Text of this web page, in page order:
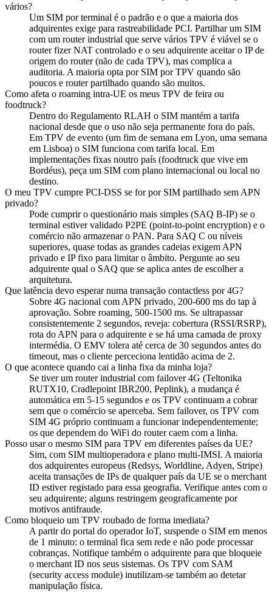
vários?
Um SIM por terminal é o padrão e o que a maioria dos
adquirentes exige para rastreabilidade PCI. Partilhar um SIM
com um router industrial que serve vários TPV é viável se o
router fizer NAT controlado e o seu adquirente aceitar o IP de
origem do router (não de cada TPV), mas complica a
auditoria. A maioria opta por SIM por TPV quando são
poucos e router partilhado quando são muitos.
Como afeta o roaming intra-UE os meus TPV de feira ou
foodtruck?
Dentro do Regulamento RLAH o SIM mantém a tarifa
nacional desde que o uso não seja permanente fora do país.
Em TPV de evento (um fim de semana em Lyon, uma semana
em Lisboa) o SIM funciona com tarifa local. Em
implementações fixas noutro país (foodtruck que vive em
Bordéus), peça um SIM com plano internacional ou local no
destino.
O meu TPV cumpre PCI-DSS se for por SIM partilhado sem APN
privado?
Pode cumprir o questionário mais simples (SAQ B-IP) se o
terminal estiver validado P2PE (point-to-point encryption) e o
comércio não armazenar o PAN. Para SAQ C ou níveis
superiores, quase todas as grandes cadeias exigem APN
privado e IP fixo para limitar o âmbito. Pergunte ao seu
adquirente qual o SAQ que se aplica antes de escolher a
arquitetura.
Que latência devo esperar numa transação contactless por 4G?
Sobre 4G nacional com APN privado, 200-600 ms do tap à
aprovação. Sobre roaming, 500-1500 ms. Se ultrapassar
consistentemente 2 segundos, reveja: cobertura (RSSI/RSRP),
rota do APN para o adquirente e se há uma camada de proxy
intermédia. O EMV tolera até cerca de 30 segundos antes do
timeout, mas o cliente perceciona lentidão acima de 2.
O que acontece quando cai a linha fixa da minha loja?
Se tiver um router industrial com failover 4G (Teltonika
RUTX10, Cradlepoint IBR200, Peplink), a mudança é
automática em 5-15 segundos e os TPV continuam a cobrar
sem que o comércio se aperceba. Sem failover, os TPV com
SIM 4G próprio continuam a funcionar independentemente;
os que dependem do WiFi do router caem com a linha.
Posso usar o mesmo SIM para TPV em diferentes países da UE?
Sim, com SIM multioperadora e plano multi-IMSI. A maioria
dos adquirentes europeus (Redsys, Worldline, Adyen, Stripe)
aceita transações de IPs de qualquer país da UE se o merchant
ID estiver registado para essa geografia. Verifique antes com o
seu adquirente; alguns restringem geograficamente por
motivos antifraude.
Como bloqueio um TPV roubado de forma imediata?
A partir do portal do operador IoT, suspende o SIM em menos
de 1 minuto: o terminal fica sem rede e não pode processar
cobranças. Notifique também o adquirente para que bloqueie
o merchant ID nos seus sistemas. Os TPV com SAM
(security access module) inutilizam-se também ao detetar
manipulação física.